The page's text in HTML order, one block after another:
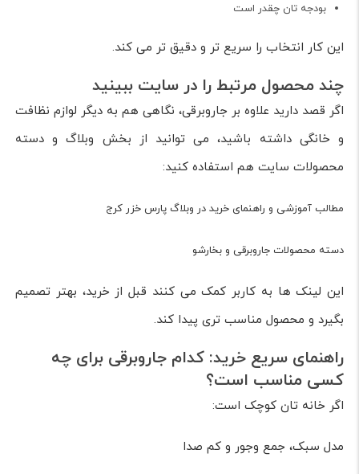
بودجه تان چقدر است
این کار انتخاب را سریع تر و دقیق تر می کند.
چند محصول مرتبط را در سایت ببینید
اگر قصد دارید علاوه بر جاروبرقی، نگاهی هم به دیگر لوازم نظافت
و خانگی داشته باشید، می توانید از بخش وبلاگ و دسته
محصولات سایت هم استفاده کنید:
مطالب آموزشی و راهنمای خرید در وبلاگ پارس خزر کرج
دسته محصولات جاروبرقی و بخارشو
این لینک ها به کاربر کمک می کنند قبل از خرید، بهتر تصمیم
بگیرد و محصول مناسب تری پیدا کند.
راهنمای سریع خرید: کدام جاروبرقی برای چه
کسی مناسب است؟
اگر خانه تان کوچک است:
مدل سبک، جمع وجور و کم صدا